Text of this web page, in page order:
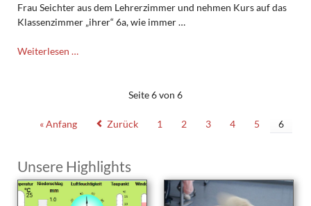
Frau Seichter aus dem Lehrerzimmer und nehmen Kurs auf das
Klassenzimmer „ihrer“ 6a, wie immer …
Weiterlesen …Das
George
Seite 6 von 6
« Anfang Zurück 1 2 3 4 5 6
Unsere Highlights